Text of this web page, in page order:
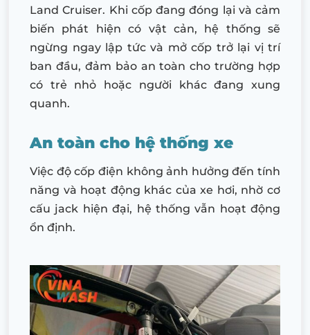
Land Cruiser. Khi cốp đang đóng lại và cảm
biến phát hiện có vật cản, hệ thống sẽ
ngừng ngay lập tức và mở cốp trở lại vị trí
ban đầu, đảm bảo an toàn cho trường hợp
có trẻ nhỏ hoặc người khác đang xung
quanh.
An toàn cho hệ thống xe
Việc độ cốp điện không ảnh hưởng đến tính
năng và hoạt động khác của xe hơi, nhờ cơ
cấu jack hiện đại, hệ thống vẫn hoạt động
ổn định.